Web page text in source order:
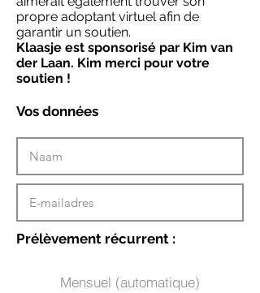
propre adoptant virtuel afin de
garantir un soutien.
Klaasje est sponsorisé par Kim van
der Laan. Kim merci pour votre
soutien !
Vos données
Prélèvement récurrent :
Mensuel (automatique)